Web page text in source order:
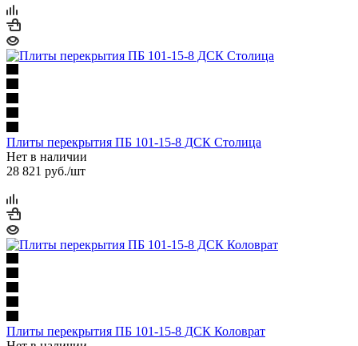
Плиты перекрытия ПБ 101-15-8 ДСК Столица
Нет в наличии
28 821 руб./шт
Плиты перекрытия ПБ 101-15-8 ДСК Коловрат